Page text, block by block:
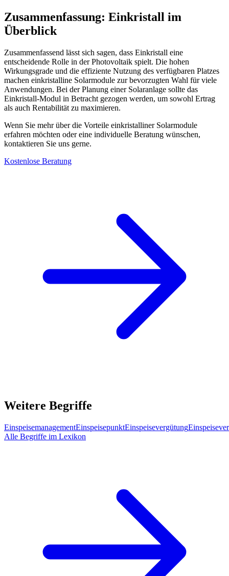
Zusammenfassung: Einkristall im
Überblick
Zusammenfassend lässt sich sagen, dass Einkristall eine
entscheidende Rolle in der Photovoltaik spielt. Die hohen
Wirkungsgrade und die effiziente Nutzung des verfügbaren Platzes
machen einkristalline Solarmodule zur bevorzugten Wahl für viele
Anwendungen. Bei der Planung einer Solaranlage sollte das
Einkristall-Modul in Betracht gezogen werden, um sowohl Ertrag
als auch Rentabilität zu maximieren.
Wenn Sie mehr über die Vorteile einkristalliner Solarmodule
erfahren möchten oder eine individuelle Beratung wünschen,
kontaktieren Sie uns gerne.
Kostenlose Beratung
Weitere Begriffe
EinspeisemanagementEinspeisepunktEinspeisevergütung
Alle Begriffe im Lexikon